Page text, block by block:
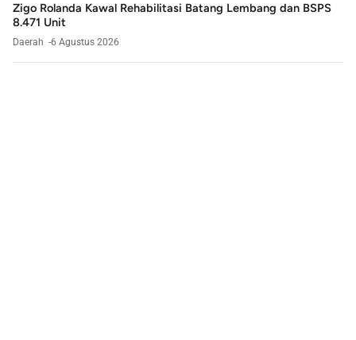
Zigo Rolanda Kawal Rehabilitasi Batang Lembang dan BSPS
8.471 Unit
Daerah 6 Agustus 2026